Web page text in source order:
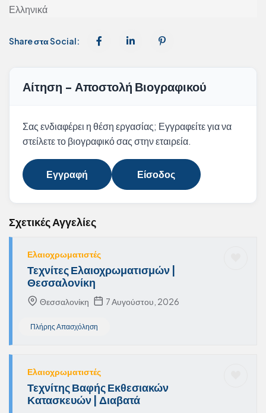
Ελληνικά
Share στα Social:
Αίτηση - Αποστολή Βιογραφικού
Σας ενδιαφέρει η θέση εργασίας; Εγγραφείτε για να
στείλετε το βιογραφικό σας στην εταιρεία.
Εγγραφή Είσοδος
Σχετικές Αγγελίες
Ελαιοχρωματιστές
Τεχνίτες Ελαιοχρωματισμών |
Θεσσαλονίκη
Θεσσαλονίκη 7 Αυγούστου, 2026
Πλήρης Απασχόληση
Ελαιοχρωματιστές
Τεχνίτης Βαφής Εκθεσιακών
Κατασκευών | Διαβατά